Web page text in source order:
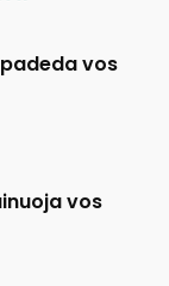
vos
vos